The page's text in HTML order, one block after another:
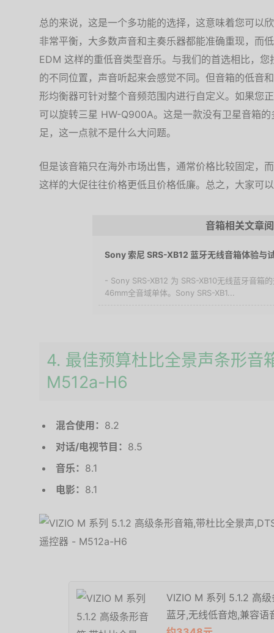
总的来说，这是一个多功能的选择，这意味着您可以
非常平衡，大多数声音和主奏乐器都能准确重现，而
EDM 这样的重低音类型音乐。与我们的首选相比，
的不同位置，声音听起来会感觉不同。但音箱的低音
形均衡器可针对整个音频范围内进行自定义。如果您
可以旋转三星 HW-Q900A。这是一款没有卫星音箱
足，这一点就不是什么大问题。
但是该音箱只在海外市场出售，通常价格比较固定，
这样的大促往往价格更低且价格低廉。总之，大家可
音箱相关文章
Sony 索尼 SRS-XB12 蓝牙无线音箱体验与
- Sony SRS-XB12 为 SRS-XB10无线蓝牙音箱
46mm全音域单体。Sony SRS-XB1...
4. 最佳预算杜比全景声条形音
M512a-H6
混合使用： 8.2
对话/电视节目： 8.5
音乐： 8.1
电影： 8.1
VIZIO M 系列 5.1.2 高
蓝牙,无线低音炮,兼容